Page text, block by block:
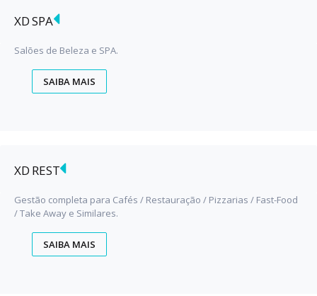
XD SPA
Salões de Beleza e SPA.
SAIBA MAIS
XD REST
Gestão completa para Cafés / Restauração / Pizzarias / Fast-Food
/ Take Away e Similares.
SAIBA MAIS